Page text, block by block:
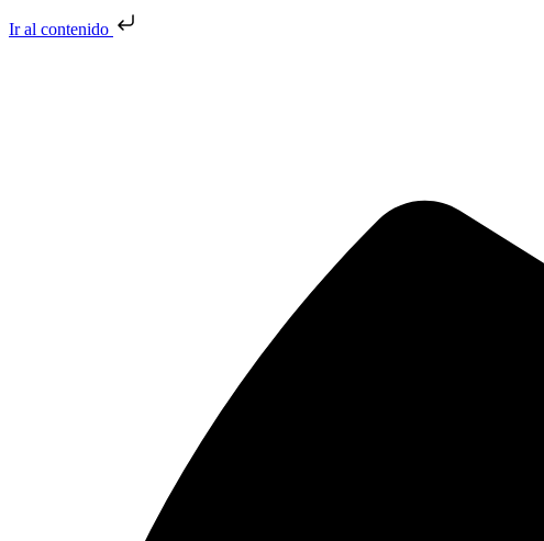
Ir al contenido